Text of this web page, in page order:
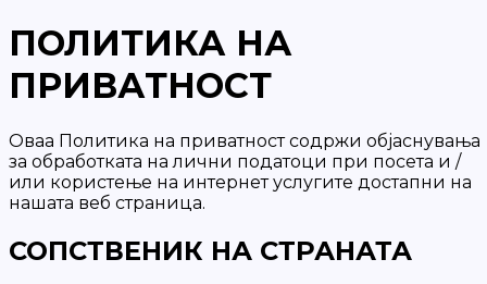
ПОЛИТИКА НА
ПРИВАТНОСТ
Оваа Политика на приватност содржи објаснувања
за обработката на лични податоци при посета и /
или користење на интернет услугите достапни на
нашата веб страница.
СОПСТВЕНИК НА СТРАНАТА